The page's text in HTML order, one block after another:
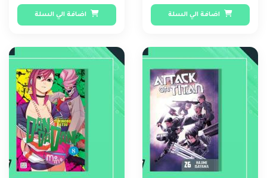
اضافة الي السلة اضافة الي السلة